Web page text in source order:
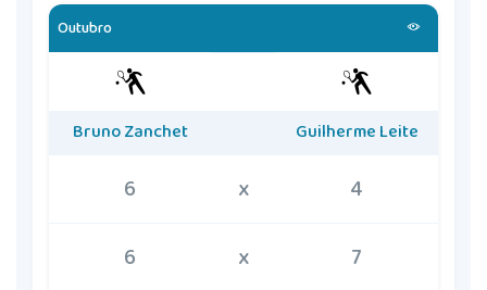
Outubro
Bruno Zanchet Guilherme Leite
6 x
4
6
x 7